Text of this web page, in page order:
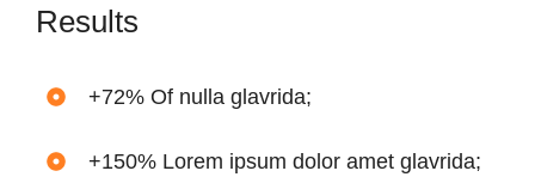
Results
+72% Of nulla glavrida;
+150% Lorem ipsum dolor amet glavrida;